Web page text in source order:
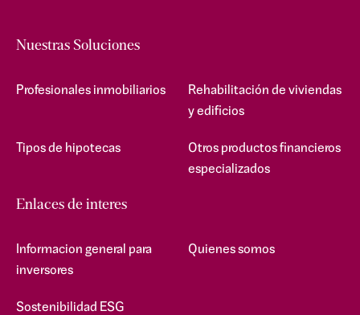
Nuestras Soluciones
Profesionales inmobiliarios
Rehabilitación de viviendas
y edificios
Tipos de hipotecas
Otros productos financieros
especializados
Enlaces de interes
Informacion general para
inversores
Quienes somos
Sostenibilidad ESG